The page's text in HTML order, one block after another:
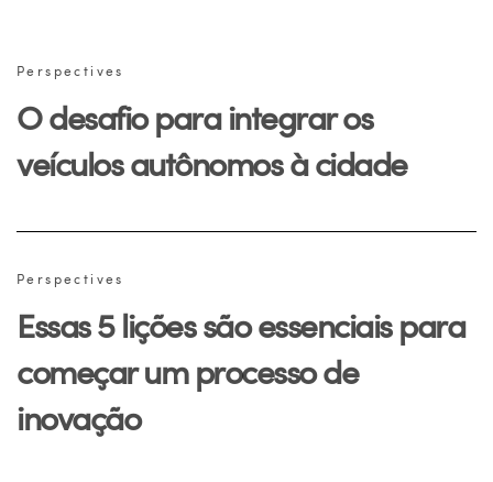
Perspectives
O desafio para integrar os
veículos autônomos à cidade
Perspectives
Essas 5 lições são essenciais para
começar um processo de
inovação